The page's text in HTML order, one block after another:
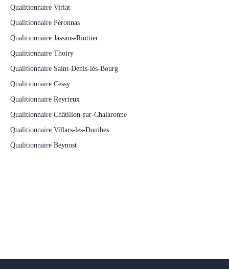
Qualitionnaire Viriat
Qualitionnaire Péronnas
Qualitionnaire Jassans-Riottier
Qualitionnaire Thoiry
Qualitionnaire Saint-Denis-lès-Bourg
Qualitionnaire Cessy
Qualitionnaire Reyrieux
Qualitionnaire Châtillon-sur-Chalaronne
Qualitionnaire Villars-les-Dombes
Qualitionnaire Beynost